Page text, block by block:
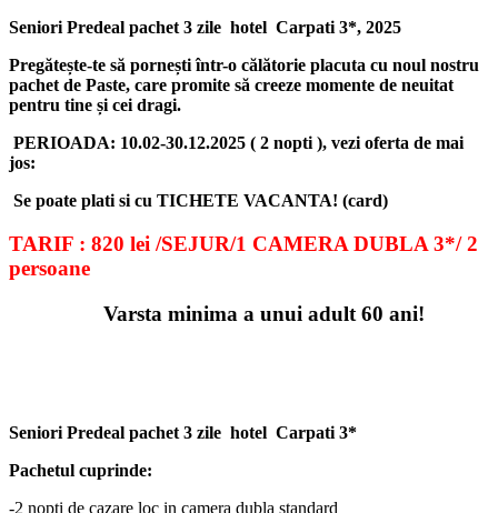
Seniori Predeal pachet 3 zile hotel Carpati 3*, 2025
Pregătește-te să pornești într-o călătorie placuta cu noul nostru
pachet de Paste, care promite să creeze momente de neuitat
pentru tine și cei dragi.
PERIOADA: 10.02-30.12.2025 ( 2 nopti ), vezi oferta de mai
jos:
Se poate plati si cu TICHETE VACANTA! (card)
TARIF : 820 lei /SEJUR/1 CAMERA DUBLA 3*/ 2
persoane
Varsta minima a unui adult 60 ani!
Seniori Predeal pachet 3 zile hotel Carpati 3*
Pachetul cuprinde:
-2 nopti de cazare loc in camera dubla standard